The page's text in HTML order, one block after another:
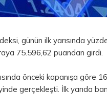
günün ilk yarısında
75.596,62 puandan girdi.
önceki kapanışa göre
gerçekleşti. İlk yarıda